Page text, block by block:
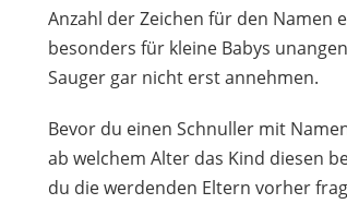
14,95 €*
Anzahl der Zeichen für den Namen
besonders für kleine Babys
Sauger gar nicht erst annehmen.
Bevor du einen Schnuller mit
ab welchem Alter das Kind diesen
du die werdenden Eltern vorher